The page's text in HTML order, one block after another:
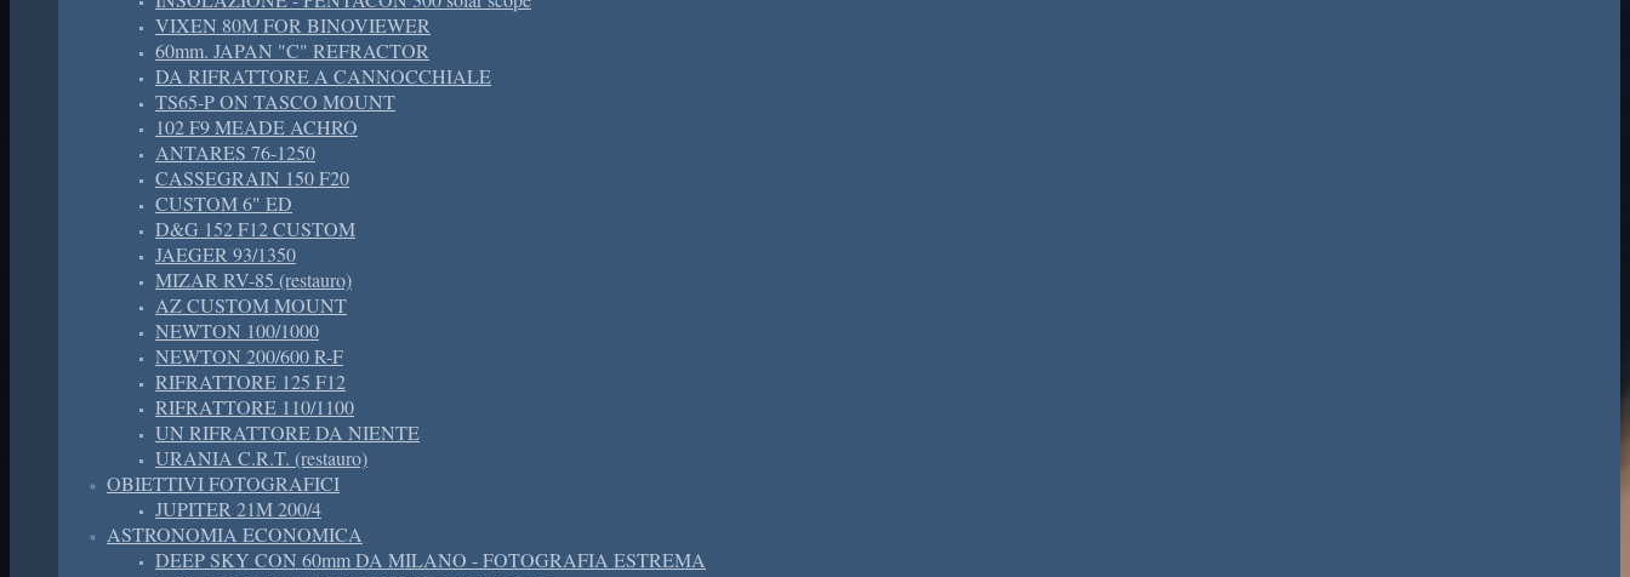
VIXEN 80M FOR BINOVIEWER
60mm. JAPAN "C" REFRACTOR
DA RIFRATTORE A CANNOCCHIALE
TS65-P ON TASCO MOUNT
102 F9 MEADE ACHRO
ANTARES 76-1250
CASSEGRAIN 150 F20
CUSTOM 6" ED
D&G 152 F12 CUSTOM
JAEGER 93/1350
MIZAR RV-85 (restauro)
AZ CUSTOM MOUNT
NEWTON 100/1000
NEWTON 200/600 R-F
RIFRATTORE 125 F12
RIFRATTORE 110/1100
UN RIFRATTORE DA NIENTE
URANIA C.R.T. (restauro)
OBIETTIVI FOTOGRAFICI
JUPITER 21M 200/4
ASTRONOMIA ECONOMICA
DEEP SKY CON 60mm DA MILANO - FOTOGRAFIA ESTREMA